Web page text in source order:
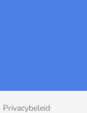
Privacybeleid